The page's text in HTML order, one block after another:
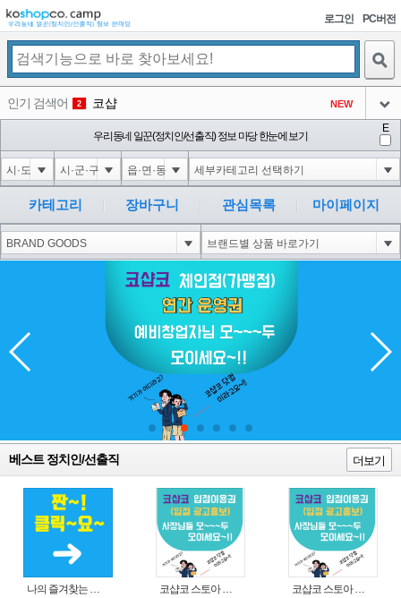
로그인 PC버전
인기 검색어 2 코샵 NEW
3 익스 3
미끄럼방지
아이콘
5 대성설렁탕
아이콘
6 10"XOR(1*if(now()=sysdate(),sleep(15),0))XOR"Z
아이콘
0
1 1
아이콘
4
우리동네 일꾼(정치인/선출직) 정보 마당 한눈에 보기
E
카테고리 장바구니 관심목록 마이페이지
베스트 정치인/선출직 더보기
나의 즐겨찾는 상품 리스트로 편리하게 주문하세요~(쿠팡 다이나믹 배너)
코샵코 스토아 입점 1일 이용권
코샵코 스토아 입점 1년 이용권